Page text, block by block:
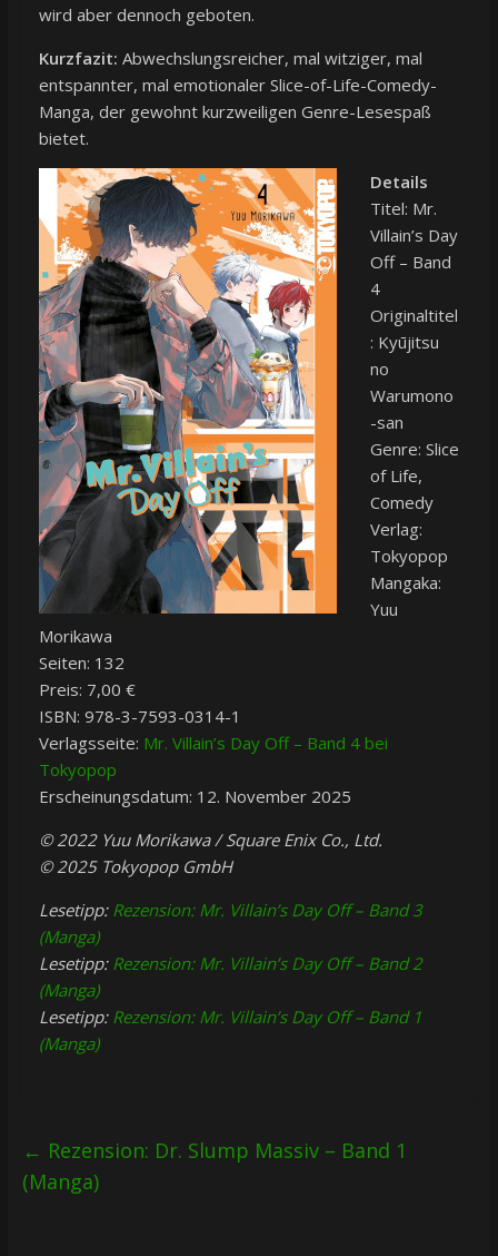
wird aber dennoch geboten.
Kurzfazit: Abwechslungsreicher, mal witziger, mal
entspannter, mal emotionaler Slice-of-Life-Comedy-
Manga, der gewohnt kurzweiligen Genre-Lesespaß
bietet.
Details
Titel: Mr.
Villain’s Day
Off – Band
4
Originaltitel
: Kyūjitsu
no
Warumono
-san
Genre: Slice
of Life,
Comedy
Verlag:
Tokyopop
Mangaka:
Yuu
Morikawa
Seiten: 132
Preis: 7,00 €
ISBN: 978-3-7593-0314-1
Verlagsseite: Mr. Villain’s Day Off – Band 4 bei
Tokyopop
Erscheinungsdatum: 12. November 2025
© 2022 Yuu Morikawa / Square Enix Co., Ltd.
© 2025 Tokyopop GmbH
Lesetipp: Rezension: Mr. Villain’s Day Off – Band 3
(Manga)
Lesetipp: Rezension: Mr. Villain’s Day Off – Band 2
(Manga)
Lesetipp: Rezension: Mr. Villain’s Day Off – Band 1
(Manga)
← Rezension: Dr. Slump Massiv – Band 1
(Manga)